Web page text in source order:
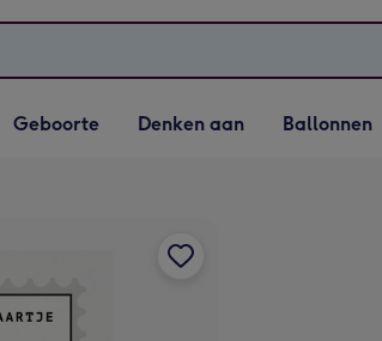
Vervolgkeuzelijst
Geboorte openen
Geboorte
Vervolgkeuzelijst
Denken aan openen
Denken aan
Vervolgkeuzelijst
Ballonnen openen
Ballonnen